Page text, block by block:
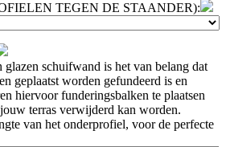
TEGEN DE STAANDER):
glazen schuifwand is het van belang dat
geplaatst worden gefundeerd is en
hiervoor funderingsbalken te plaatsen
terras verwijderd kan worden.
van het onderprofiel, voor de perfecte